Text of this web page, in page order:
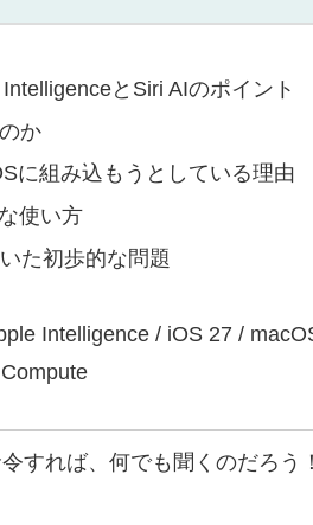
とSiri AIのポイント
か
に組み込もうとしている理由
使い方
た初歩的な問題
Intelligence / iOS 27 /
すれば、何でも聞くのだろう